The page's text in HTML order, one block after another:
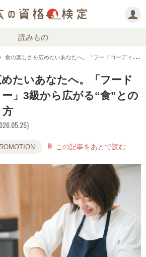
読みもの
食の楽しさを広めたいあなたへ。「フードコーディネーター」3級から広がる“食”との新しいかかわり方
たいあなたへ。「フード
」3級から広がる“食”との
方
attach_file この記事をあとで読む